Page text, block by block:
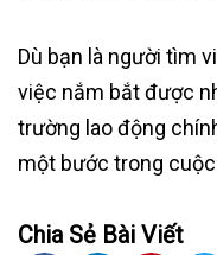
Dù bạn là người tìm
việc nắm bắt được
trường lao động
một bước trong
Chia Sẻ Bài Viết